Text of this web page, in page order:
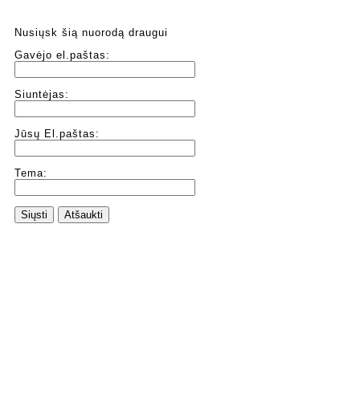
Nusiųsk šią nuorodą draugui
Gavėjo el.paštas:
Siuntėjas:
Jūsų El.paštas:
Tema:
Siųsti Atšaukti